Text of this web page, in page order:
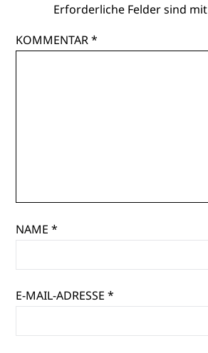
Erforderliche Felder sind mit
KOMMENTAR*
NAME*
E-MAIL-ADRESSE*